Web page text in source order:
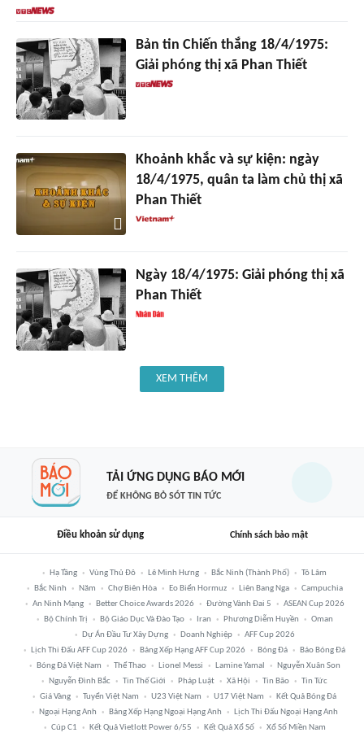
Bản tin Chiến thắng 18/4/1975:
Giải phóng thị xã Phan Thiết
Khoảnh khắc và sự kiện: ngày
18/4/1975, quân ta làm chủ thị xã
Phan Thiết
Ngày 18/4/1975: Giải phóng thị xã
Phan Thiết
XEM THÊM
TẢI ỨNG DỤNG BÁO MỚI
ĐỂ KHÔNG BỎ SÓT TIN TỨC
Điều khoản sử dụng Chính sách bảo mật
Hạ Tầng Vùng Thủ Đô Lê Minh Hưng Bắc Ninh (thành Phố)
Tô Lâm
Bắc Ninh
Năm Chợ Biên Hòa Eo Biển Hormuz Liên Bang Nga
Campuchia
An Ninh Mạng
Better Choice Awards 2026 Đường Vành Đai 5
ASEAN Cup 2026
Bộ Chính Trị
Bộ Giáo Dục Và Đào Tạo Iran Phương Diễm Huyền
Oman
Dự Án Đầu Tư Xây Dựng
Doanh Nghiệp
AFF Cup 2026
Lịch Thi Đấu AFF Cup 2026
Bảng Xếp Hạng AFF Cup 2026 Bóng Đá
Báo Bóng Đá
Bóng Đá Việt Nam
Thể Thao Lionel Messi Lamine Yamal
Nguyễn Xuân Son
Nguyễn Đình Bắc
Tin Thế Giới Pháp Luật Xã Hội Tin Bão
Tin Tức
Giá Vàng
Tuyển Việt Nam U23 Việt Nam U17 Việt Nam
Kết Quả Bóng Đá
Ngoại Hạng Anh
Bảng Xếp Hạng Ngoại Hạng Anh
Lịch Thi Đấu Ngoại Hạng Anh
Cúp C1
Kết Quả Vietlott Power 6/55 Kết Quả Xổ Số Xổ Số Miền Nam